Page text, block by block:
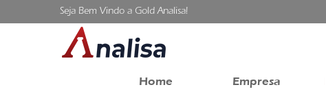
Seja Bem Vindo a Gold Analisa!
Home Empresa